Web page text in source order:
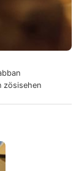
zösisehen